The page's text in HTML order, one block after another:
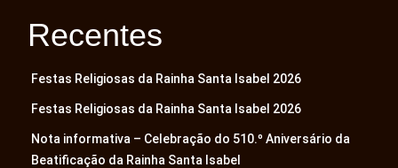
Recentes
Festas Religiosas da Rainha Santa Isabel 2026
Festas Religiosas da Rainha Santa Isabel 2026
Nota informativa – Celebração do 510.º Aniversário da
Beatificação da Rainha Santa Isabel